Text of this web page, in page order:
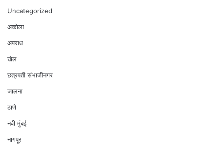
Uncategorized
अकोला
अपराध
खेल
छत्रपती संभाजीनगर
जालना
ठाणे
नवी मुंबई
नागपूर